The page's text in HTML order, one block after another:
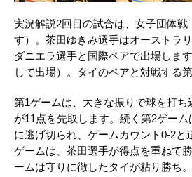
実況解説2回目の試合は、女子団体戦
す）。茶田ゆきみ選手はオーストラ
ダニエラ選手と国際ペアで出場しま
して出場）。タイのペアと対戦する
第1ゲームは、大きな振りで球を打ち
が11点を先取します。続く第2ゲー
に逃げ切られ、ゲームカウント0-2と
ゲームは、茶田選手が得点を重ねて
ームは守りに徹したタイが粘り勝ち